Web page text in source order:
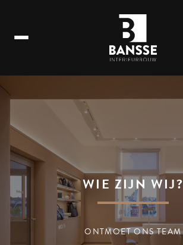
WIE ZIJN WIJ?
ONTMOET ONS TEAM